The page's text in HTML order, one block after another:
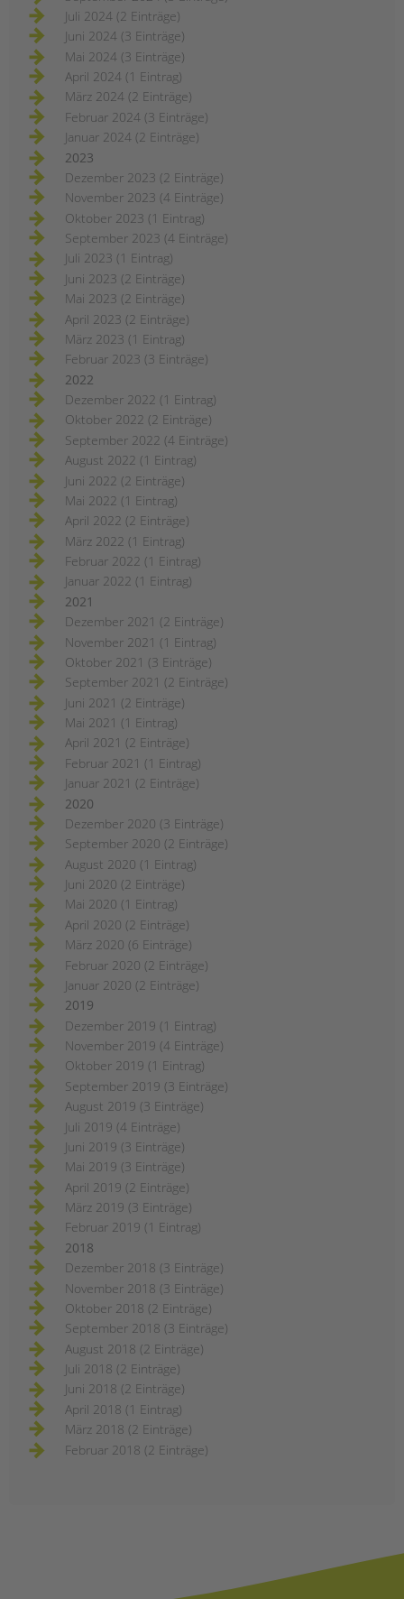
Juli 2024 (2 Einträge)
Juni 2024 (3 Einträge)
Mai 2024 (3 Einträge)
April 2024 (1 Eintrag)
März 2024 (2 Einträge)
Februar 2024 (3 Einträge)
Januar 2024 (2 Einträge)
2023
Dezember 2023 (2 Einträge)
November 2023 (4 Einträge)
Oktober 2023 (1 Eintrag)
September 2023 (4 Einträge)
Juli 2023 (1 Eintrag)
Juni 2023 (2 Einträge)
Mai 2023 (2 Einträge)
April 2023 (2 Einträge)
März 2023 (1 Eintrag)
Februar 2023 (3 Einträge)
2022
Dezember 2022 (1 Eintrag)
Oktober 2022 (2 Einträge)
September 2022 (4 Einträge)
August 2022 (1 Eintrag)
Juni 2022 (2 Einträge)
Mai 2022 (1 Eintrag)
April 2022 (2 Einträge)
März 2022 (1 Eintrag)
Februar 2022 (1 Eintrag)
Januar 2022 (1 Eintrag)
2021
Dezember 2021 (2 Einträge)
November 2021 (1 Eintrag)
Oktober 2021 (3 Einträge)
September 2021 (2 Einträge)
Juni 2021 (2 Einträge)
Mai 2021 (1 Eintrag)
April 2021 (2 Einträge)
Februar 2021 (1 Eintrag)
Januar 2021 (2 Einträge)
2020
Dezember 2020 (3 Einträge)
September 2020 (2 Einträge)
August 2020 (1 Eintrag)
Juni 2020 (2 Einträge)
Mai 2020 (1 Eintrag)
April 2020 (2 Einträge)
März 2020 (6 Einträge)
Februar 2020 (2 Einträge)
Januar 2020 (2 Einträge)
2019
Dezember 2019 (1 Eintrag)
November 2019 (4 Einträge)
Oktober 2019 (1 Eintrag)
September 2019 (3 Einträge)
August 2019 (3 Einträge)
Juli 2019 (4 Einträge)
Juni 2019 (3 Einträge)
Mai 2019 (3 Einträge)
April 2019 (2 Einträge)
März 2019 (3 Einträge)
Februar 2019 (1 Eintrag)
2018
Dezember 2018 (3 Einträge)
November 2018 (3 Einträge)
Oktober 2018 (2 Einträge)
September 2018 (3 Einträge)
August 2018 (2 Einträge)
Juli 2018 (2 Einträge)
Juni 2018 (2 Einträge)
April 2018 (1 Eintrag)
März 2018 (2 Einträge)
Februar 2018 (2 Einträge)